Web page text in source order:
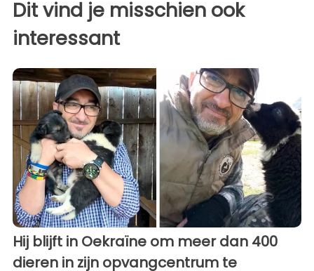
Dit vind je misschien ook
interessant
Hij blijft in Oekraïne om meer dan 400
dieren in zijn opvangcentrum te